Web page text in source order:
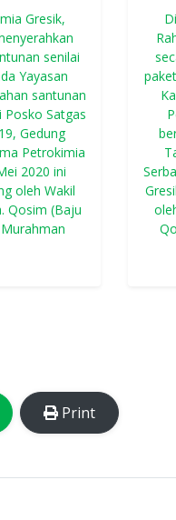
Gresik,
senilai
Yayasan
santunan
Posko Satgas
Gedung
Petrokimia
2020 ini
oleh Wakil
Qosim (Baju
Print